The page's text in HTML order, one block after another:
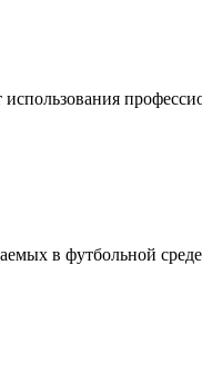
в футбольной